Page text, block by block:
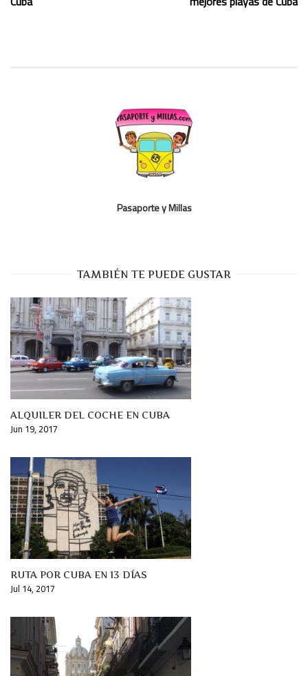
Pasaporte y Millas
TAMBIÉN TE PUEDE GUSTAR
ALQUILER DEL COCHE EN CUBA
Jun 19, 2017
RUTA POR CUBA EN 13 DÍAS
Jul 14, 2017